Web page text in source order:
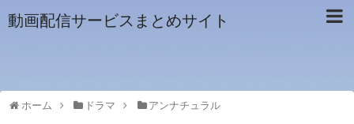
動画配信サービスまとめサイト
ホーム ドラマ アンナチュラル